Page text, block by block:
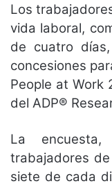
Los
vida laboral,
de cuatro
concesiones
People at Work
del ADP®
La
trabajadores
siete de cada